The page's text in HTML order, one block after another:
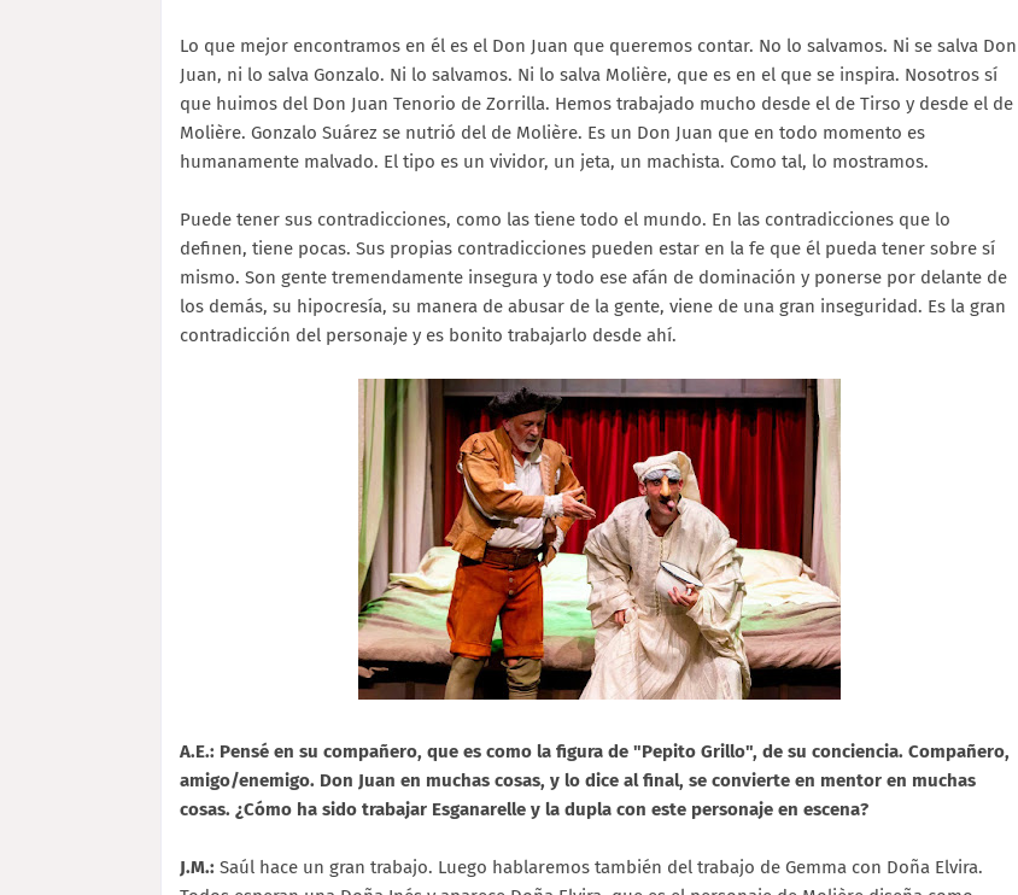
Lo que mejor encontramos en él es el Don Juan que queremos contar. No lo salvamos. Ni se salva Don
Juan, ni lo salva Gonzalo. Ni lo salvamos. Ni lo salva Molière, que es en el que se inspira. Nosotros sí
que huimos del Don Juan Tenorio de Zorrilla. Hemos trabajado mucho desde el de Tirso y desde el de
Molière. Gonzalo Suárez se nutrió del de Molière. Es un Don Juan que en todo momento es
humanamente malvado. El tipo es un vividor, un jeta, un machista. Como tal, lo mostramos.
Puede tener sus contradicciones, como las tiene todo el mundo. En las contradicciones que lo
definen, tiene pocas. Sus propias contradicciones pueden estar en la fe que él pueda tener sobre sí
mismo. Son gente tremendamente insegura y todo ese afán de dominación y ponerse por delante de
los demás, su hipocresía, su manera de abusar de la gente, viene de una gran inseguridad. Es la gran
contradicción del personaje y es bonito trabajarlo desde ahí.
A.E.: Pensé en su compañero, que es como la figura de "Pepito Grillo", de su conciencia. Compañero,
amigo/enemigo. Don Juan en muchas cosas, y lo dice al final, se convierte en mentor en muchas
cosas. ¿Cómo ha sido trabajar Esganarelle y la dupla con este personaje en escena?
J.M.: Saúl hace un gran trabajo. Luego hablaremos también del trabajo de Gemma con Doña Elvira.